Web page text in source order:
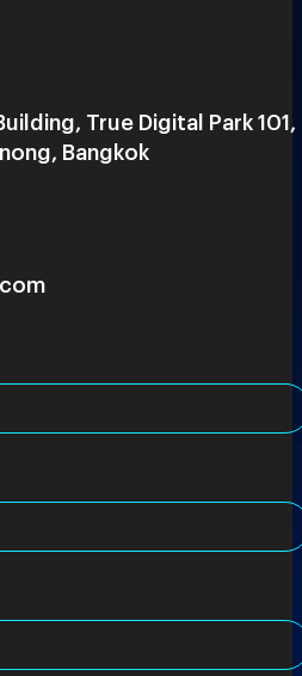
True Digital Park 101,
Bangkok